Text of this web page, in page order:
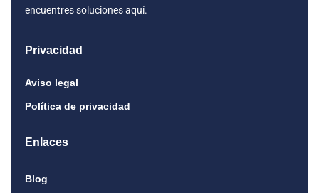
encuentres soluciones aquí.
Privacidad
Aviso legal
Política de privacidad
Enlaces
Blog